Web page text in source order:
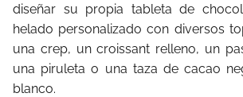
diseñar su propia tableta de
helado personalizado con diversos
una crep, un croissant relleno, un
una piruleta o una taza de cacao
blanco.